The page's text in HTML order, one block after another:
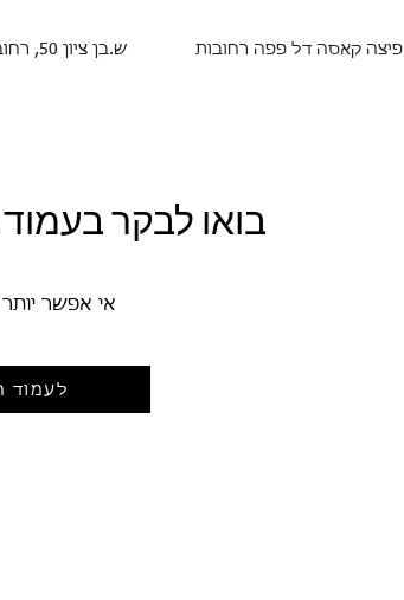
ש.בן ציון 50, רחובות פיצה קאסה דל פפה רחובות
בואו לבקר
אי אפשר
לעמוד